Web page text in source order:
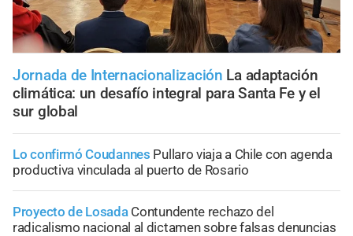
Jornada de Internacionalización La adaptación
climática: un desafío integral para Santa Fe y el
sur global
Lo confirmó Coudannes Pullaro viaja a Chile con agenda
productiva vinculada al puerto de Rosario
Proyecto de Losada Contundente rechazo del
radicalismo nacional al dictamen sobre falsas denuncias